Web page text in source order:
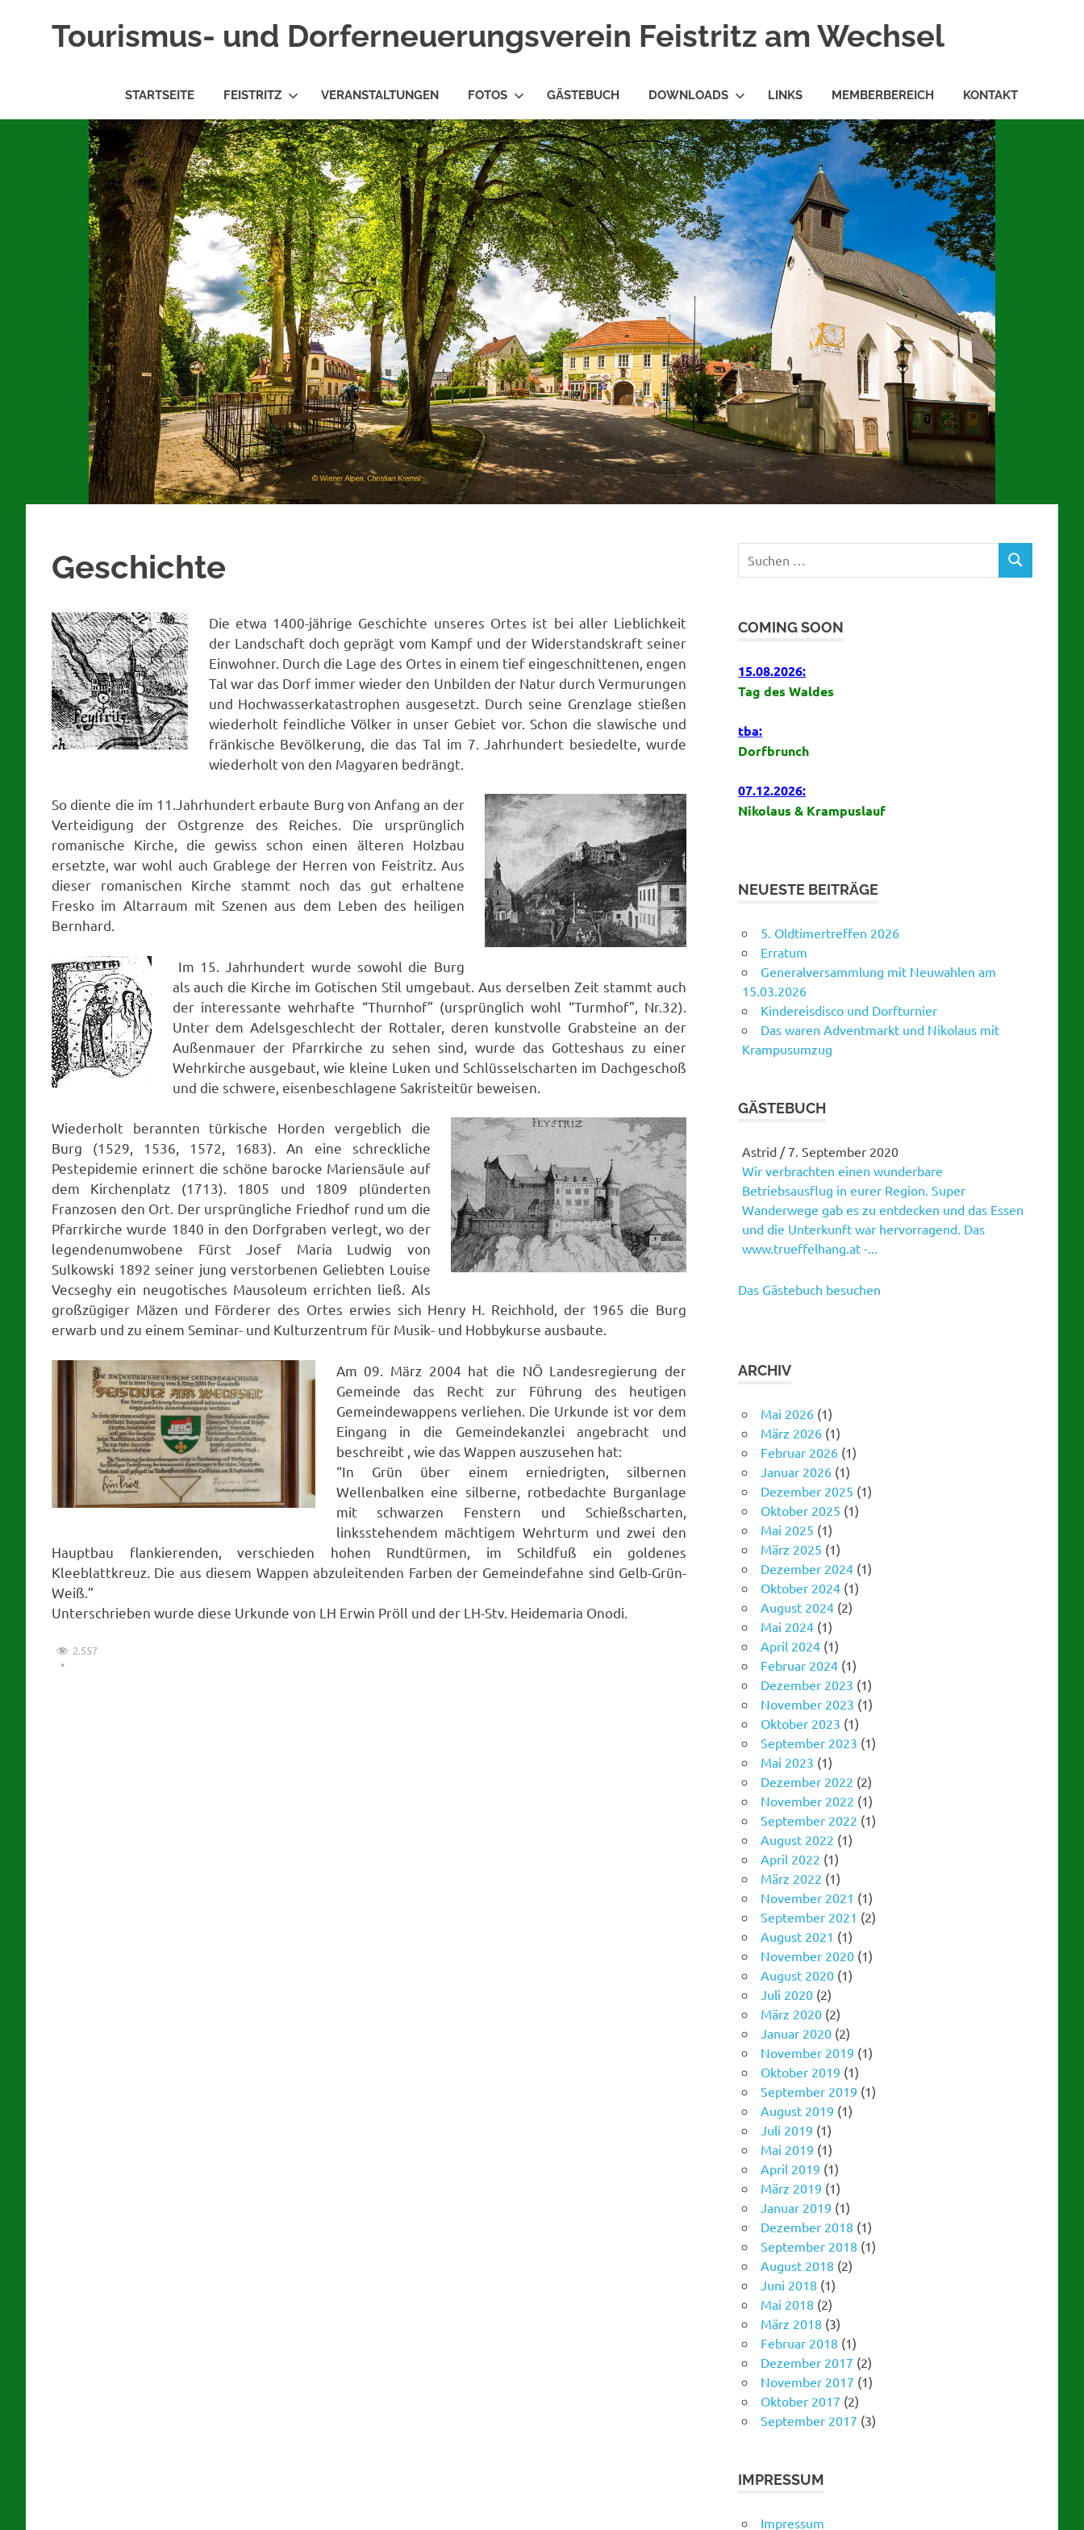
Tourismus- und Dorferneuerungsverein Feistritz am Wechsel
STARTSEITE FEISTRITZ VERANSTALTUNGEN FOTOS GÄSTEBUCH DOWNLOADS LINKS MEMBERBEREICH KONTAKT
Geschichte
Die etwa 1400-jährige Geschichte unseres Ortes ist bei aller Lieblichkeit
der Landschaft doch geprägt vom Kampf und der Widerstandskraft seiner
Einwohner. Durch die Lage des Ortes in einem tief eingeschnittenen, engen
Tal war das Dorf immer wieder den Unbilden der Natur durch Vermurungen
und Hochwasserkatastrophen ausgesetzt. Durch seine Grenzlage stießen
wiederholt feindliche Völker in unser Gebiet vor. Schon die slawische und
fränkische Bevölkerung, die das Tal im 7. Jahrhundert besiedelte, wurde
wiederholt von den Magyaren bedrängt.
So diente die im 11.Jahrhundert erbaute Burg von Anfang an der
Verteidigung der Ostgrenze des Reiches. Die ursprünglich
romanische Kirche, die gewiss schon einen älteren Holzbau
ersetzte, war wohl auch Grablege der Herren von Feistritz. Aus
dieser romanischen Kirche stammt noch das gut erhaltene
Fresko im Altarraum mit Szenen aus dem Leben des heiligen
Bernhard.
Im 15. Jahrhundert wurde sowohl die Burg
als auch die Kirche im Gotischen Stil umgebaut. Aus derselben Zeit stammt auch
der interessante wehrhafte “Thurnhof” (ursprünglich wohl “Turmhof”, Nr.32).
Unter dem Adelsgeschlecht der Rottaler, deren kunstvolle Grabsteine an der
Außenmauer der Pfarrkirche zu sehen sind, wurde das Gotteshaus zu einer
Wehrkirche ausgebaut, wie kleine Luken und Schlüsselscharten im Dachgeschoß
und die schwere, eisenbeschlagene Sakristeitür beweisen.
Wiederholt berannten türkische Horden vergeblich die
Burg (1529, 1536, 1572, 1683). An eine schreckliche
Pestepidemie erinnert die schöne barocke Mariensäule auf
dem Kirchenplatz (1713). 1805 und 1809 plünderten
Franzosen den Ort. Der ursprüngliche Friedhof rund um die
Pfarrkirche wurde 1840 in den Dorfgraben verlegt, wo der
legendenumwobene Fürst Josef Maria Ludwig von
Sulkowski 1892 seiner jung verstorbenen Geliebten Louise
Vecseghy ein neugotisches Mausoleum errichten ließ. Als
großzügiger Mäzen und Förderer des Ortes erwies sich Henry H. Reichhold, der 1965 die Burg
erwarb und zu einem Seminar- und Kulturzentrum für Musik- und Hobbykurse ausbaute.
Am 09. März 2004 hat die NÖ Landesregierung der
Gemeinde das Recht zur Führung des heutigen
Gemeindewappens verliehen. Die Urkunde ist vor dem
Eingang in die Gemeindekanzlei angebracht und
beschreibt , wie das Wappen auszusehen hat:
“In Grün über einem erniedrigten, silbernen
Wellenbalken eine silberne, rotbedachte Burganlage
mit schwarzen Fenstern und Schießscharten,
linksstehendem mächtigem Wehrturm und zwei den
Hauptbau flankierenden, verschieden hohen Rundtürmen, im Schildfuß ein goldenes
Kleeblattkreuz. Die aus diesem Wappen abzuleitenden Farben der Gemeindefahne sind Gelb-Grün-
Weiß.”
Unterschrieben wurde diese Urkunde von LH Erwin Pröll und der LH-Stv. Heidemaria Onodi.
2.557
Suchen
SUCHEN
COMING SOON
15.08.2026:
Tag des Waldes
tba:
Dorfbrunch
07.12.2026:
Nikolaus & Krampuslauf
NEUESTE BEITRÄGE
5. Oldtimertreffen 2026
Erratum
Generalversammlung mit Neuwahlen am
15.03.2026
Kindereisdisco und Dorfturnier
Das waren Adventmarkt und Nikolaus mit
Krampusumzug
GÄSTEBUCH
Astrid / 7. September 2020
Wir verbrachten einen wunderbare
Betriebsausflug in eurer Region. Super
Wanderwege gab es zu entdecken und das Essen
und die Unterkunft war hervorragend. Das
www.trueffelhang.at -...
Martina/21. Januar 2019
Gratulation zu eurem tollen Tanzabend!
Gelungene Versnstaltung!
März 2026(1)
Februar 2026(1)
Januar 2026(1)
Dezember 2025
Oktober 2025(1)
Mai 2025(1)
März 2025(1)
Dezember 2024
Oktober 2024(1)
August 2024(2)
Mai 2024(1)
April 2024(1)
Februar 2024
Dezember 2023(1)
November 2023 (1)
Oktober 2023(1)
September 2023(1)
Mai 2023(1)
Dezember 2022
November 2022 (1)
September 2022 (1)
August 2022(1)
April 2022(1)
März 2022 (1)
November 2021
September 2021 (2)
August 2021(1)
November 2020
August 2020(1)
Juli 2020(2)
März 2020(2)
Januar 2020(2)
November 2019
Oktober 2019(1)
September 2019(1)
August 2019(1)
Juli 2019(1)
Mai 2019 (1)
April 2019(1)
März 2019 (1)
Januar 2019(1)
Dezember 2018
September 2018 (1)
August 2018(2)
Juni 2018(1)
Mai 2018(2)
März 2018(3)
Februar 2018(1)
Dezember 2017(2)
November 2017 (1)
Oktober 2017(2)
September 2017(3)
Datenschutzerklärung